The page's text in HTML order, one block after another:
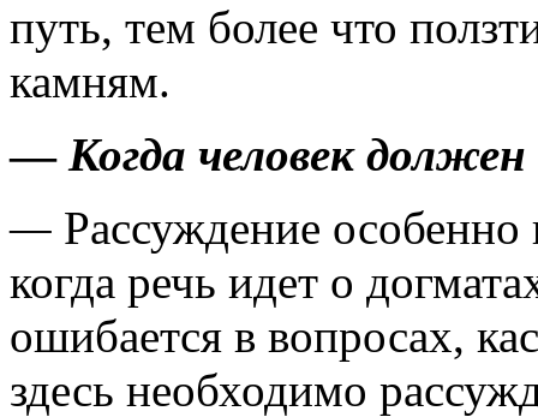
путь, тем более что
камням.
— Когда человек
— Рассуждение особенно
когда речь идет о
ошибается в вопросах,
здесь необходимо